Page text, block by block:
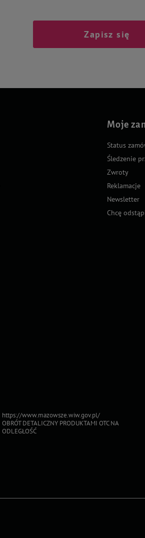
Zapisz się
Moje
Status
Śledzenie
Zwroty
Reklamacje
Newsletter
Chcę
https://www.mazowsze.wiw.gov.pl/
OBRÓT DETALICZNY PRODUKTAMI OTC NA
ODLEGŁOŚĆ